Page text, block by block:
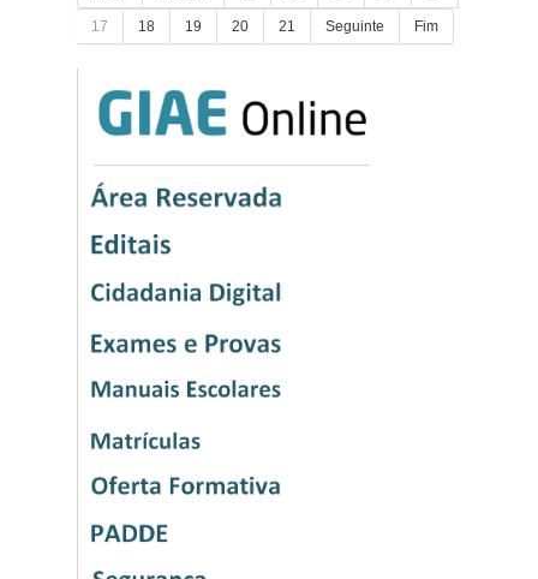
17 18 19 20 21 Seguinte Fim